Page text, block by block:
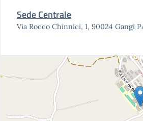
Sede Centrale
Via Rocco Chinnici, 1, 90024 Gangi